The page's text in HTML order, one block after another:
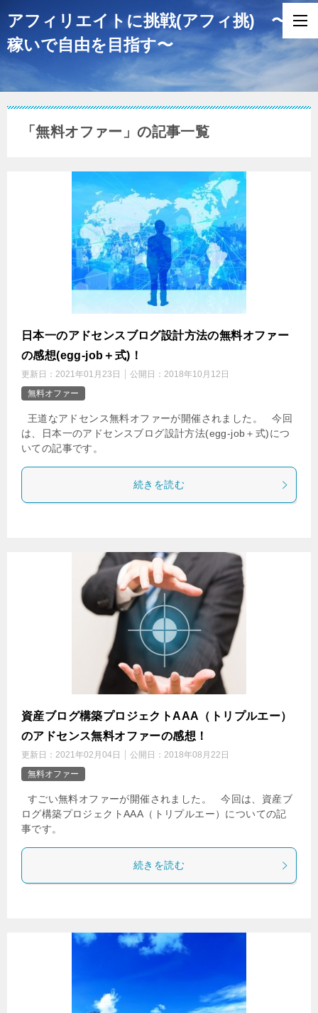
アフィリエイトに挑戦(アフィ挑) 〜
稼いで自由を目指す〜
「無料オファー」の記事一覧
日本一のアドセンスブログ設計方法の無料オファー
の感想(egg-job＋式)！
更新日： 2021年01月23日 公開日： 2018年10月12日
無料オファー
王道なアドセンス無料オファーが開催されました。 今回
は、日本一のアドセンスブログ設計方法(egg-job＋式)につ
いての記事です。
続きを読む
資産ブログ構築プロジェクトAAA（トリプルエー）
のアドセンス無料オファーの感想！
更新日： 2021年02月04日 公開日： 2018年08月22日
無料オファー
すごい無料オファーが開催されました。 今回は、資産ブ
ログ構築プロジェクトAAA（トリプルエー）についての記
事です。
続きを読む